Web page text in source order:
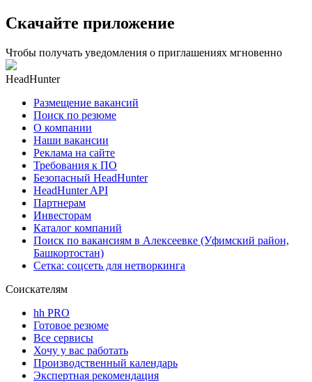
Скачайте приложение
Чтобы получать уведомления о приглашениях мгновенно
HeadHunter
Размещение вакансий
Поиск по резюме
О компании
Наши вакансии
Реклама на сайте
Требования к ПО
Безопасный HeadHunter
HeadHunter API
Партнерам
Инвесторам
Каталог компаний
Поиск по вакансиям в Алексеевке (Уфимский район,
Башкортостан)
Сетка: соцсеть для нетворкинга
Соискателям
hh PRO
Готовое резюме
Все сервисы
Хочу у вас работать
Производственный календарь
Экспертная рекомендация